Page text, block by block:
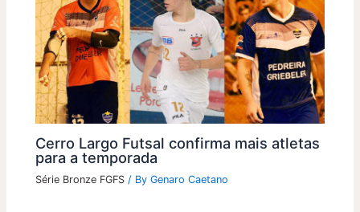
Cerro Largo Futsal confirma mais atletas
para a temporada
Série Bronze FGFS / ByGenaro Caetano